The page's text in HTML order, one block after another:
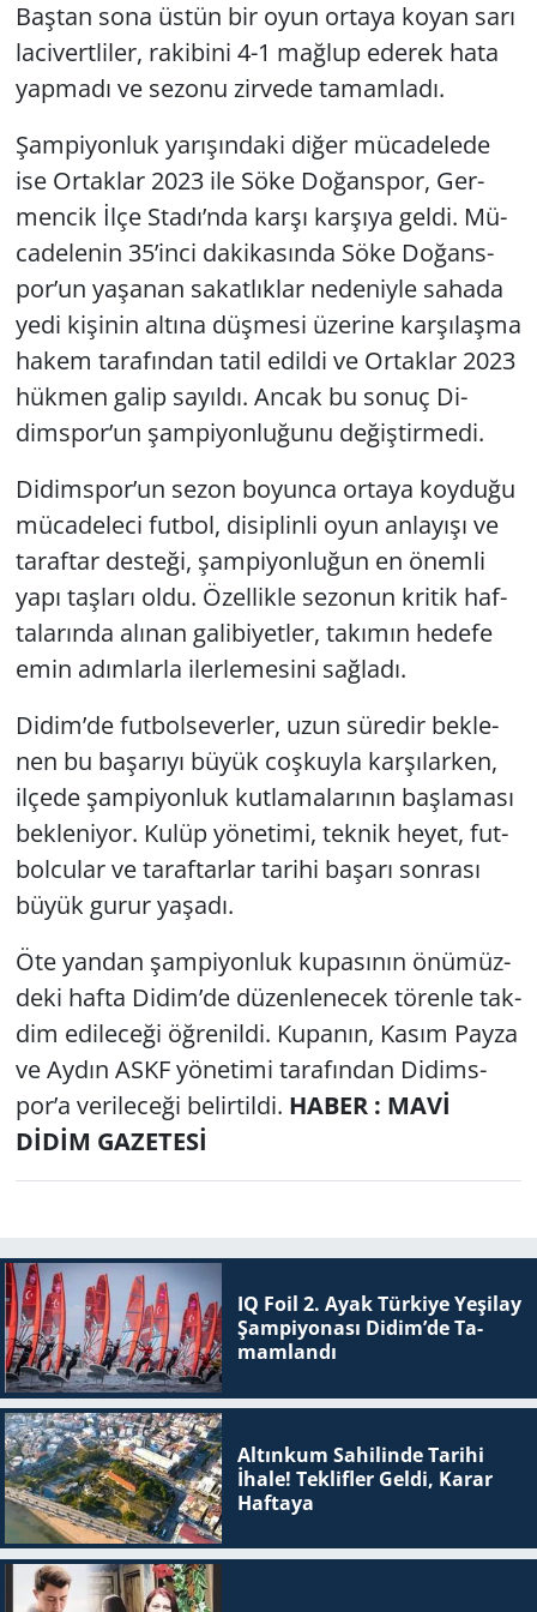
Baş­tan sona üstün bir oyun or­ta­ya koyan sarı
la­ci­vert­li­ler, ra­ki­bi­ni 4-1 mağ­lup ede­rek hata
yap­ma­dı ve se­zo­nu zir­ve­de ta­mam­la­dı.
Şam­pi­yon­luk ya­rı­şın­da­ki diğer mü­ca­de­le­de
ise Or­tak­lar 2023 ile Söke Do­ğans­por, Ger­
men­cik İlçe Stadı’nda karşı kar­şı­ya geldi. Mü­
ca­de­le­nin 35’inci da­ki­ka­sın­da Söke Do­ğans­
por’un ya­şa­nan sa­kat­lık­lar ne­de­niy­le sa­ha­da
yedi ki­şi­nin al­tı­na düş­me­si üze­ri­ne kar­şı­laş­ma
hakem ta­ra­fın­dan tatil edil­di ve Or­tak­lar 2023
hük­men galip sa­yıl­dı. Ancak bu sonuç Di­
dims­por’un şam­pi­yon­lu­ğu­nu de­ğiş­tir­me­di.
Di­dims­por’un sezon bo­yun­ca or­ta­ya koy­du­ğu
mü­ca­de­le­ci fut­bol, di­sip­lin­li oyun an­la­yı­şı ve
ta­raf­tar des­te­ği, şam­pi­yon­lu­ğun en önem­li
yapı taş­la­rı oldu. Özel­lik­le se­zo­nun kri­tik haf­
ta­la­rın­da alı­nan ga­li­bi­yet­ler, ta­kı­mın he­de­fe
emin adım­lar­la iler­le­me­si­ni sağ­la­dı.
Didim’de fut­bol­se­ver­ler, uzun sü­re­dir bek­le­
nen bu ba­şa­rı­yı büyük coş­kuy­la kar­şı­lar­ken,
il­çe­de şam­pi­yon­luk kut­la­ma­la­rı­nın baş­la­ma­sı
bek­le­ni­yor. Kulüp yö­ne­ti­mi, tek­nik heyet, fut­
bol­cu­lar ve ta­raf­tar­lar ta­ri­hi ba­şa­rı son­ra­sı
büyük gurur ya­şa­dı.
Öte yan­dan şam­pi­yon­luk ku­pa­sı­nın önü­müz­
de­ki hafta Didim’de dü­zen­le­necek tö­ren­le tak­
dim edi­le­ce­ği öğ­re­nil­di. Ku­pa­nın, Kasım Payza
ve Aydın ASKF yö­ne­ti­mi ta­ra­fın­dan Di­dims­
por’a ve­ri­le­ce­ği be­lir­til­di. HABER : MAVİ
DİDİM GAZETESİ
IQ Foil 2. Ayak Tür­ki­ye Ye­şi­lay
Şam­pi­yo­na­sı Didim’de Ta­
mam­lan­dı
Altınkum Sahilinde Tarihi
İhale! Teklifler Geldi, Karar
Haftaya